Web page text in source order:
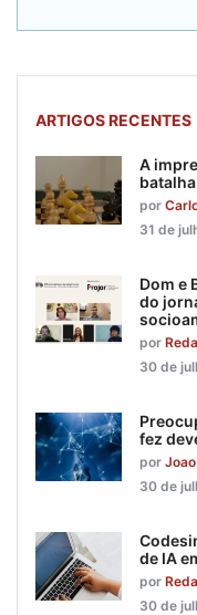
ARTIGOS RECENTES
A
por
31 de
Dom e
do
por
30 de
fez
por
30 de
de IA
por
30 de